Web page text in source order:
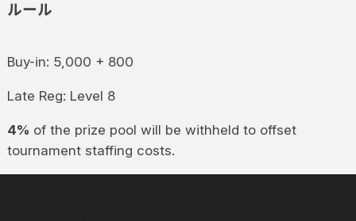
ルール
Buy-in: 5,000 + 800
Late Reg: Level 8
4% of the prize pool will be withheld to offset
tournament staffing costs.